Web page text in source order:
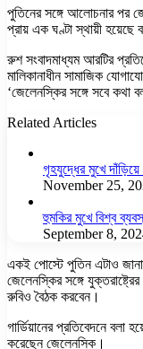
পুতিনের সঙ্গে আলোচনার পর
প্রায় এক ঘণ্টা স্থায়ী হয়েছে
রুশ সংবাদমাধ্যম আরটির
মালিকানাধীন সামাজিক
‘জেলেনস্কির সঙ্গে সবে কথা
Related Articles
গৃহযুদ্ধের মুখে দাঁড়িয়ে
November 25,
হুমকির মুখে বিশ্ব
September 8,
একই পোস্টে পুতিন এটাও
জেলেনস্কির সঙ্গে যুক্তরাষ্ট্রের
রুবিও বৈঠক করবেন।
গার্ডিয়ানের প্রতিবেদনে বলা
করেছেন জেলেনস্কি।